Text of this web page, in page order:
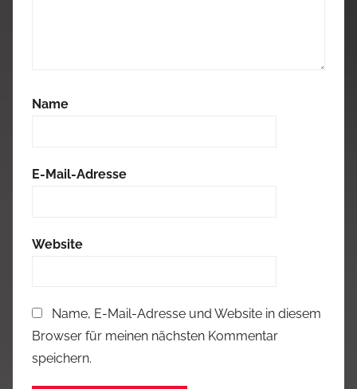
Name
E-Mail-Adresse
Website
Name, E-Mail-Adresse und Website in diesem
Browser für meinen nächsten Kommentar
speichern.